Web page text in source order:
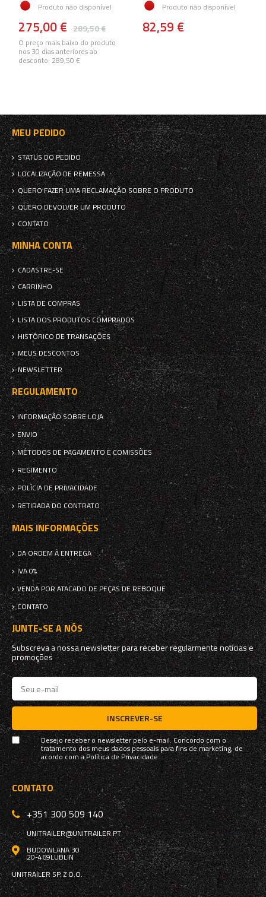
Produto não disponível
289,50 €
275,00 €
O preço mais baixo do produto
nos 30 dias anteriores ao
desconto: 289,50 €
Produto não disponível
82,59 €
MEU PEDIDO
STATUS DO PEDIDO
LOCALIZAÇÃO DE REMESSA
QUERO FAZER UMA RECLAMAÇÃO SOBRE O PRODUTO
QUERO DEVOLVER UM PRODUTO
CONTATO
MINHA CONTA
CADASTRE-SE
CARRINHO
LISTA DE COMPRAS
LISTA DOS PRODUTOS COMPRADOS
HISTÓRICO DE TRANSAÇÕES
MEUS DESCONTOS
NEWSLETTER
REGULAMENTO
INFORMAÇÃO SOBRE LOJA
ENVIO
MÉTODOS DE PAGAMENTO E COMISSÕES
REGIMENTO
POLÍCIA DE PRIVACIDADE
RETIRADA DO CONTRATO
MAIS INFORMAÇÕES
DA ORDEM À ENTREGA
IVA 0%
VENDA POR ATACADO DE PEÇAS DE REBOQUE
CONTATO
JUNTE-SE A NÓS
Subscreva a nossa newsletter para receber regularmente notícias e
promoções
INSCREVER-SE
Desejo receber o newsletter pelo e-mail. Concordo com o
tratamento dos meus dados pessoais para fins de marketing, de
acordo com aPolítica de Privacidade
CONTATO
+351 300 509 140
UNITRAILER@UNITRAILER.PT
BUDOWLANA 30
20-469LUBLIN
UNITRAILER SP. Z O.O.